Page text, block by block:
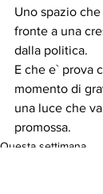
Uno spazio
fronte a una
dalla politica.
E che e` prova
momento di
una luce che
promossa.
Questa settimana...